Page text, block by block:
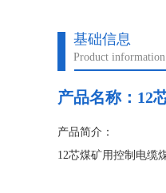
基础信息
Product information
产品名称： 12
产品简介：
12芯煤矿用控制电缆